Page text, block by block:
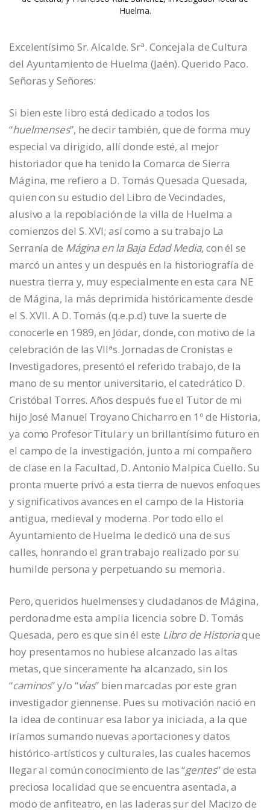
Huelma.
Excelentísimo Sr. Alcalde. Srª. Concejala de Cultura
del Ayuntamiento de Huelma (Jaén). Querido Paco.
Señoras y Señores:
Si bien este libro está dedicado a todos los
“huelmenses”, he decir también, que de forma muy
especial va dirigido, allí donde esté, al mejor
historiador que ha tenido la Comarca de Sierra
Mágina, me refiero a D. Tomás Quesada Quesada,
quien con su estudio del Libro de Vecindades,
alusivo a la repoblación de la villa de Huelma a
comienzos del S. XVI; así como a su trabajo La
Serranía de Mágina en la Baja Edad Media, con él se
marcó un antes y un después en la historiografía de
nuestra tierra y, muy especialmente en esta cara NE
de Mágina, la más deprimida históricamente desde
el S. XVII. A D. Tomás (q.e.p.d) tuve la suerte de
conocerle en 1989, en Jódar, donde, con motivo de la
celebración de las VIIªs. Jornadas de Cronistas e
Investigadores, presentó el referido trabajo, de la
mano de su mentor universitario, el catedrático D.
Cristóbal Torres. Años después fue el Tutor de mi
hijo José Manuel Troyano Chicharro en 1º de Historia,
ya como Profesor Titular y un brillantísimo futuro en
el campo de la investigación, junto a mi compañero
de clase en la Facultad, D. Antonio Malpica Cuello. Su
pronta muerte privó a esta tierra de nuevos enfoques
y significativos avances en el campo de la Historia
antigua, medieval y moderna. Por todo ello el
Ayuntamiento de Huelma le dedicó una de sus
calles, honrando el gran trabajo realizado por su
humilde persona y perpetuando su memoria.
Pero, queridos huelmenses y ciudadanos de Mágina,
perdonadme esta amplia licencia sobre D. Tomás
Quesada, pero es que sin él este Libro de Historiaque
hoy presentamos no hubiese alcanzado las altas
metas, que sinceramente ha alcanzado, sin los
“caminos” y/o “vías” bien marcadas por este gran
investigador giennense. Pues su motivación nació en
la idea de continuar esa labor ya iniciada, a la que
iríamos sumando nuevas aportaciones y datos
histórico-artísticos y culturales, las cuales hacemos
llegar al común conocimiento de las “gentes” de esta
preciosa localidad que se encuentra asentada, a
modo de anfiteatro, en las laderas sur del Macizo de